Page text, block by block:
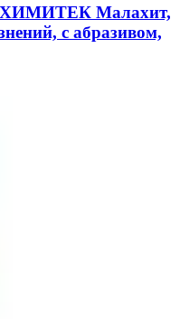
ХИМИТЕК Малахит,
с абразивом,